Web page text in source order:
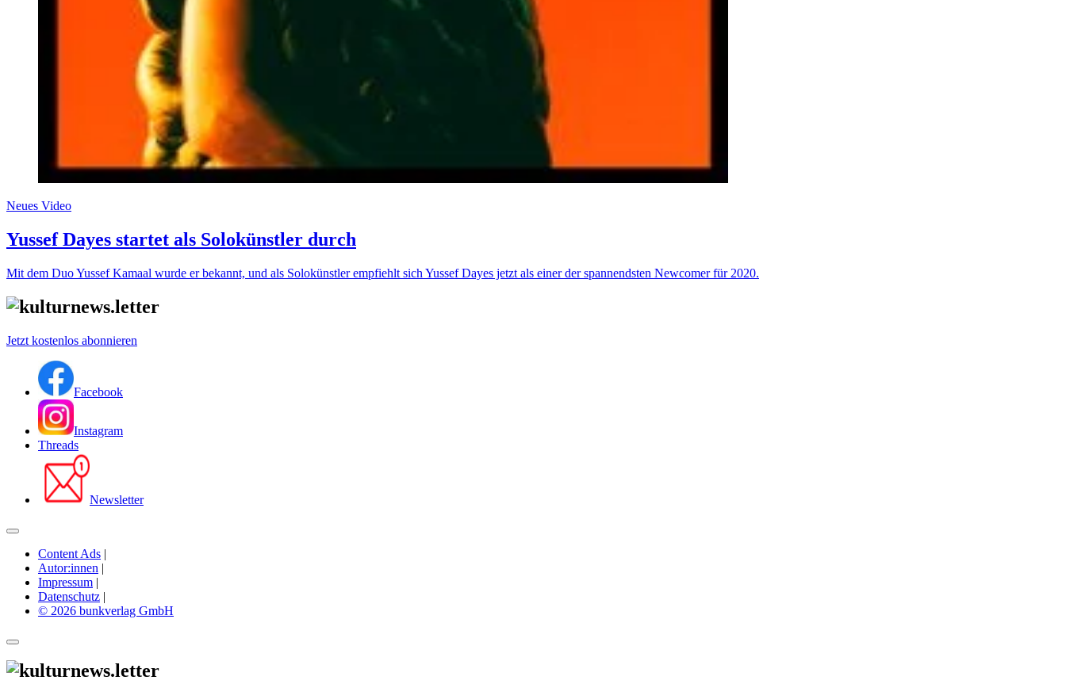
Neues Video
Yussef Dayes startet als Solokünstler durch
Mit dem Duo Yussef Kamaal wurde er bekannt, und als Solokünstler empfiehlt sich Yussef Dayes jetzt als einer der spannendsten Newcomer für 2020.
Jetzt kostenlos abonnieren
Facebook
Instagram
Threads
Newsletter
Content Ads |
Autor:innen |
Impressum |
Datenschutz |
© 2026 bunkverlag GmbH